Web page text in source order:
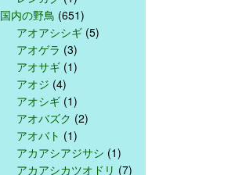
国内の野鳥 (651)
アオアシシギ (5)
アオゲラ (3)
アオサギ (1)
アオジ (4)
アオシギ (1)
アオバズク (2)
アオバト (1)
アカアシアジサシ (1)
アカアシカツオドリ (7)